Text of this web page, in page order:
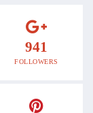
941
FOLLOWERS